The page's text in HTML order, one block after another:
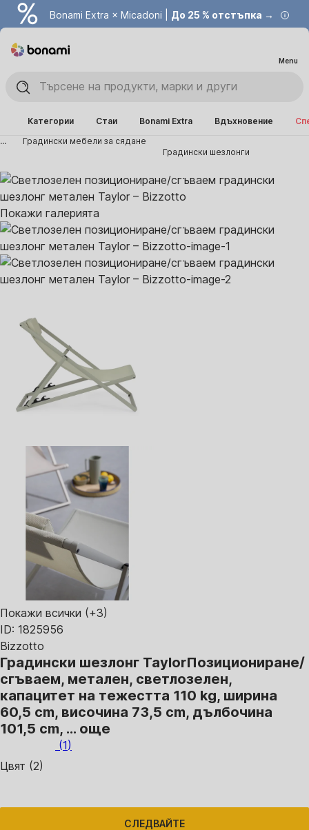
Bonami Extra × Micadoni | До 25 % отстъпка →
Menu
Категории Стаи Bonami Extra Вдъхновение
...
Градински мебели за сядане
Градински шезлонги
Покажи галерията
Покажи всички (+3)
ID: 1825956
Bizzotto
Градински шезлонг TaylorПозициониране/
сгъваем, метален, светлозелен,
капацитет на тежестта 110 kg, ширина
60,5 cm, височина 73,5 cm, дълбочина
101,5 cm, … още
(1)
Цвят (2)
СЛЕДВАЙТЕ